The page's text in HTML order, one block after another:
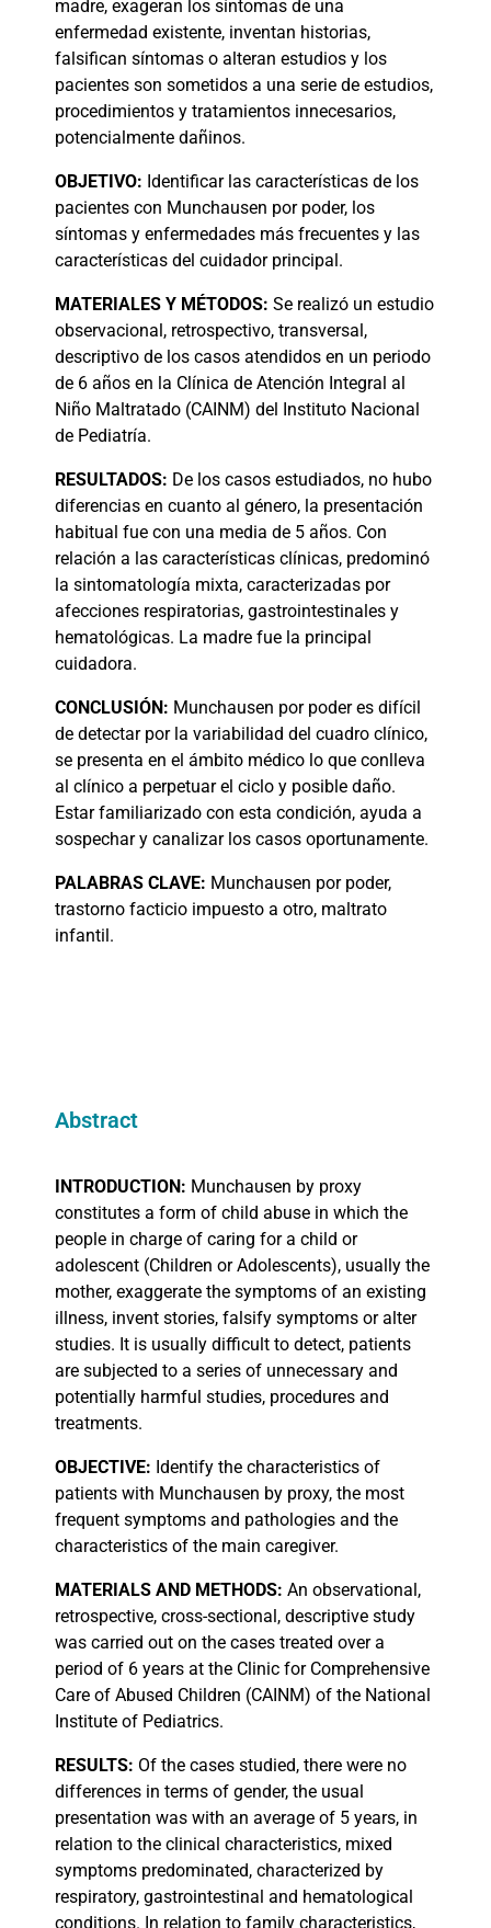
madre, exageran los síntomas de una
enfermedad existente, inventan historias,
falsifican síntomas o alteran estudios y los
pacientes son sometidos a una serie de estudios,
procedimientos y tratamientos innecesarios,
potencialmente dañinos.
OBJETIVO: Identificar las características de los
pacientes con Munchausen por poder, los
síntomas y enfermedades más frecuentes y las
características del cuidador principal.
MATERIALES Y MÉTODOS: Se realizó un estudio
observacional, retrospectivo, transversal,
descriptivo de los casos atendidos en un periodo
de 6 años en la Clínica de Atención Integral al
Niño Maltratado (CAINM) del Instituto Nacional
de Pediatría.
RESULTADOS: De los casos estudiados, no hubo
diferencias en cuanto al género, la presentación
habitual fue con una media de 5 años. Con
relación a las características clínicas, predominó
la sintomatología mixta, caracterizadas por
afecciones respiratorias, gastrointestinales y
hematológicas. La madre fue la principal
cuidadora.
CONCLUSIÓN: Munchausen por poder es difícil
de detectar por la variabilidad del cuadro clínico,
se presenta en el ámbito médico lo que conlleva
al clínico a perpetuar el ciclo y posible daño.
Estar familiarizado con esta condición, ayuda a
sospechar y canalizar los casos oportunamente.
PALABRAS CLAVE: Munchausen por poder,
trastorno facticio impuesto a otro, maltrato
infantil.
Abstract
INTRODUCTION: Munchausen by proxy
constitutes a form of child abuse in which the
people in charge of caring for a child or
adolescent (Children or Adolescents), usually the
mother, exaggerate the symptoms of an existing
illness, invent stories, falsify symptoms or alter
studies. It is usually difficult to detect, patients
are subjected to a series of unnecessary and
potentially harmful studies, procedures and
treatments.
OBJECTIVE: Identify the characteristics of
patients with Munchausen by proxy, the most
frequent symptoms and pathologies and the
characteristics of the main caregiver.
MATERIALS AND METHODS: An observational,
retrospective, cross-sectional, descriptive study
was carried out on the cases treated over a
period of 6 years at the Clinic for Comprehensive
Care of Abused Children (CAINM) of the National
Institute of Pediatrics.
RESULTS: Of the cases studied, there were no
differences in terms of gender, the usual
presentation was with an average of 5 years, in
relation to the clinical characteristics, mixed
symptoms predominated, characterized by
respiratory, gastrointestinal and hematological
conditions. In relation to family characteristics,